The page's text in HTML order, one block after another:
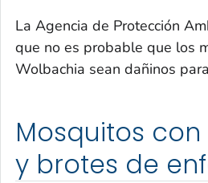
La Agencia de Protección
que no es probable que los
Wolbachia sean dañinos
Mosquitos con
y brotes de